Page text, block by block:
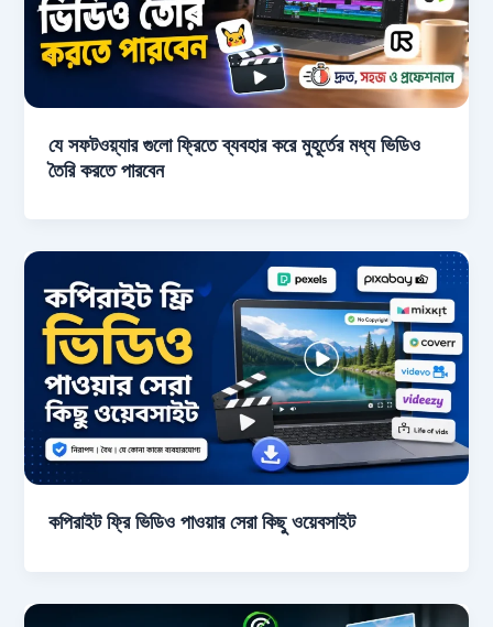
যে সফটওয়্যার গুলো ফ্রিতে ব্যবহার করে মুহূর্তের মধ্য ভিডিও
তৈরি করতে পারবেন
কপিরাইট ফ্রি ভিডিও পাওয়ার সেরা কিছু ওয়েবসাইট